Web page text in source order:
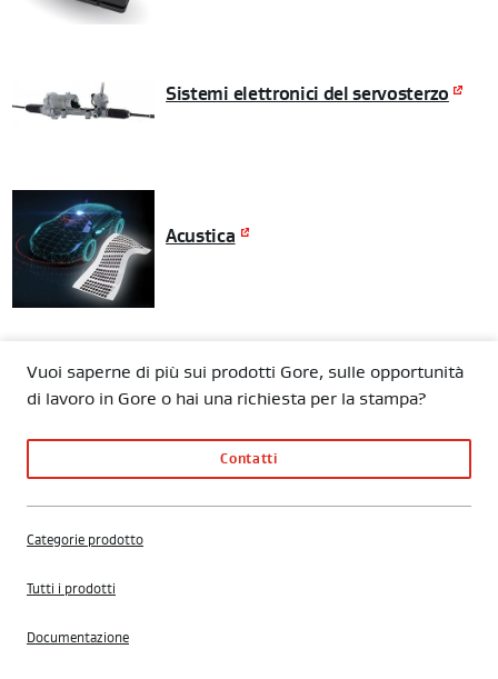
Sistemi elettronici del servosterzo
Acustica
Vuoi saperne di più sui prodotti Gore, sulle opportunità
di lavoro in Gore o hai una richiesta per la stampa?
Contatti
Categorie prodotto
Tutti i prodotti
Documentazione